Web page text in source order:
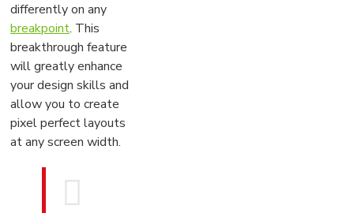
differently on any
breakpoint. This
breakthrough feature
will greatly enhance
your design skills and
allow you to create
pixel perfect layouts
at any screen width.